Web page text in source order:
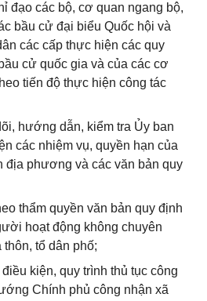
đạo các bộ, cơ quan ngang bộ,
bầu cử đại biểu Quốc hội và
các cấp thực hiện các quy
cử quốc gia và của các cơ
tiến độ thực hiện công tác
hướng dẫn, kiểm tra Ủy ban
các nhiệm vụ, quyền hạn của
địa phương và các văn bản quy
thẩm quyền văn bản quy định
hoạt động không chuyên
tổ dân phố;
kiện, quy trình thủ tục công
Chính phủ công nhận xã